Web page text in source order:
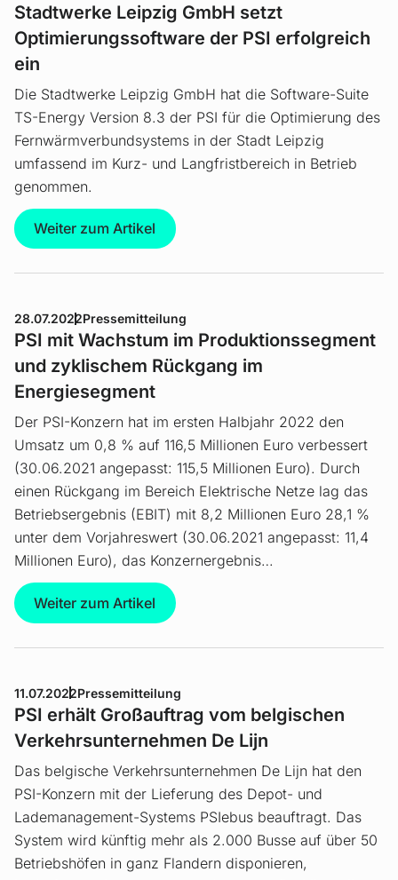
Stadtwerke Leipzig GmbH setzt
Optimierungssoftware der PSI erfolgreich
ein
Die Stadtwerke Leipzig GmbH hat die Software-Suite
TS-Energy Version 8.3 der PSI für die Optimierung des
Fernwärmverbundsystems in der Stadt Leipzig
umfassend im Kurz- und Langfristbereich in Betrieb
genommen.
Weiter zum Artikel
28.07.2022Pressemitteilung
PSI mit Wachstum im Produktionssegment
und zyklischem Rückgang im
Energiesegment
Der PSI-Konzern hat im ersten Halbjahr 2022 den
Umsatz um 0,8 % auf 116,5 Millionen Euro verbessert
(30.06.2021 angepasst: 115,5 Millionen Euro). Durch
einen Rückgang im Bereich Elektrische Netze lag das
Betriebsergebnis (EBIT) mit 8,2 Millionen Euro 28,1 %
unter dem Vorjahreswert (30.06.2021 angepasst: 11,4
Millionen Euro), das Konzernergebnis…
Weiter zum Artikel
11.07.2022Pressemitteilung
PSI erhält Großauftrag vom belgischen
Verkehrsunternehmen De Lijn
Das belgische Verkehrs­unternehmen De Lijn hat den
PSI-Konzern mit der Lieferung des Depot- und
Lademanagement-Systems PSIebus beauftragt. Das
System wird künftig mehr als 2.000 Busse auf über 50
Betriebshöfen in ganz Flandern disponieren,